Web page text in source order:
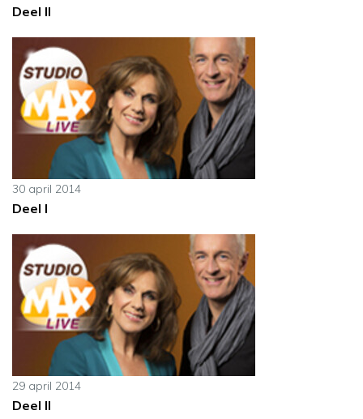
Deel II
30 april 2014
Deel I
29 april 2014
Deel II